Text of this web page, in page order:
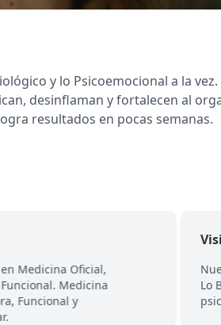
y lo Psicoemocional a la
desinflaman y fortalecen al
resultados en pocas semanas.
Medicina Oficial,
Medicina
Funcional y
Lo